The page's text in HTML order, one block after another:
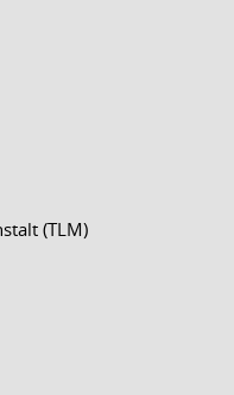
(TLM)